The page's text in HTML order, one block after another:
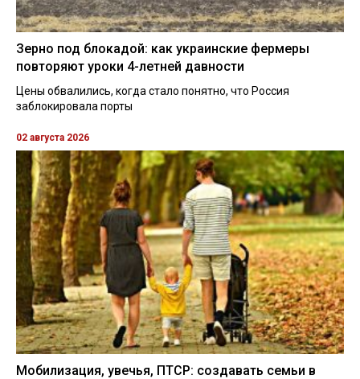
Зерно под блокадой: как украинские фермеры
повторяют уроки 4-летней давности
Цены обвалились, когда стало понятно, что Россия
заблокировала порты
02 августа 2026
Мобилизация, увечья, ПТСР: создавать семьи в